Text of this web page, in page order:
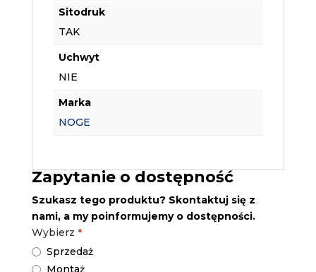
Sitodruk
TAK
Uchwyt
NIE
Marka
NOGE
Zapytanie o dostępność
Szukasz tego produktu? Skontaktuj się z
nami, a my poinformujemy o dostępności.
Wybierz *
Sprzedaż
Montaż